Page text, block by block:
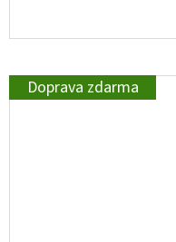
Doprava zdarma